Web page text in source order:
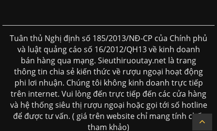
Tuân thủ Nghị định số 185/2013/NĐ-CP của Chính phủ
và luật quảng cáo số 16/2012/QH13 về kinh doanh
bán hàng qua mạng. Sieuthiruoutay.net là trang
thông tin chia sẻ kiến thức về rượu ngoại hoạt động
phi lơi nhuận. Chúng tôi không kinh doanh trực tiếp
trên internet. Vui lòng đến trực tiếp đến các cửa hàng
và hệ thống siêu thị rượu ngoại hoặc gọi tới số hotline
để được tư vấn. ( giá trên website chỉ mang tính chất
tham khảo)